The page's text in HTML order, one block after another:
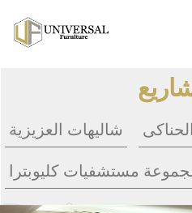
شاليهات العزيزية
مستشفيات كليوبترا